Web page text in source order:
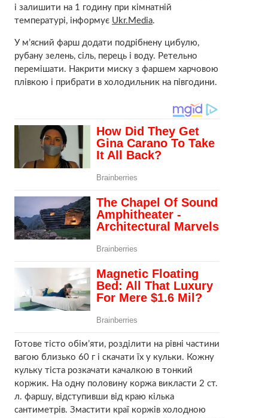
і залишити на 1 годину при кімнатній
температурі, інформує Ukr.Media.
У м’ясний фарш додати подрібнену цибулю,
рубану зелень, сіль, перець і воду. Ретельно
перемішати. Накрити миску з фаршем харчовою
плівкою і прибрати в холодильник на півгодини.
Готове тісто обім’яти, розділити на рівні частини
вагою близько 60 г і скачати їх у кульки. Кожну
кульку тіста розкачати качалкою в тонкий
коржик. На одну половину коржа викласти 2 ст.
л. фаршу, відступивши від краю кілька
сантиметрів. Змастити краї коржів холодною